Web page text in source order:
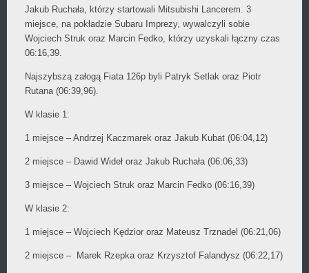
Jakub Ruchała, którzy startowali Mitsubishi Lancerem. 3
miejsce, na pokładzie Subaru Imprezy, wywalczyli sobie
Wojciech Struk oraz Marcin Fedko, którzy uzyskali łączny czas
06:16,39.
Najszybszą załogą Fiata 126p byli Patryk Setlak oraz Piotr
Rutana (06:39,96).
W klasie 1:
1 miejsce – Andrzej Kaczmarek oraz Jakub Kubat (06:04,12)
2 miejsce – Dawid Wideł oraz Jakub Ruchała (06:06,33)
3 miejsce – Wojciech Struk oraz Marcin Fedko (06:16,39)
W klasie 2:
1 miejsce – Wojciech Kędzior oraz Mateusz Trznadel (06:21,06)
2 miejsce – Marek Rzepka oraz Krzysztof Falandysz (06:22,17)